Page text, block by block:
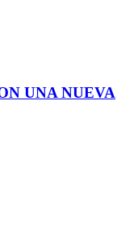
UNA NUEVA